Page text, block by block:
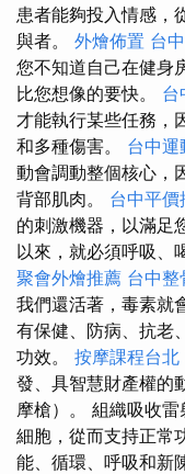
患者能夠投入情感，
與者。 外燴佈置 台
您不知道自己在健身
比您想像的要快。 台
才能執行某些任務，
和多種傷害。 台中運
動會調動整個核心，
背部肌肉。 台中平價
的刺激機器，以滿足
以來，就必須呼吸、
聚會外燴推薦 台中整
我們還活著，毒素就
有保健、防病、抗老
功效。 按摩課程台北
發、具智慧財產權的
摩槍）。 組織吸收
細胞，從而支持正常
能、循環、呼吸和新